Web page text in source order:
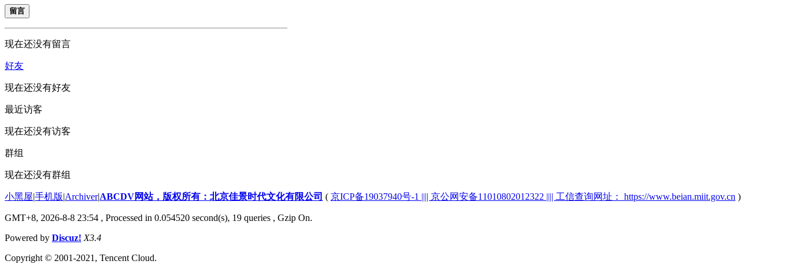
留言
现在还没有留言
好友
现在还没有好友
最近访客
现在还没有访客
群组
现在还没有群组
小黑屋|手机版|Archiver|ABCDV网站，版权所有：北京佳景时代文化有限公司 ( 京ICP备19037940号-1 |||| 京公网安备11010802012322 |||| 工信查询网址： https://www.beian.miit.gov.cn )
GMT+8, 2026-8-8 23:54 , Processed in 0.054520 second(s), 19 queries , Gzip On.
Powered by Discuz! X3.4
Copyright © 2001-2021, Tencent Cloud.